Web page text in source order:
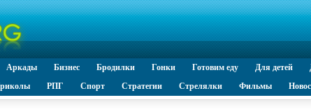
Аркады Бизнес Бродилки Гонки Готовим еду Для детей
РПГ Спорт Стратегии Стрелялки Фильмы